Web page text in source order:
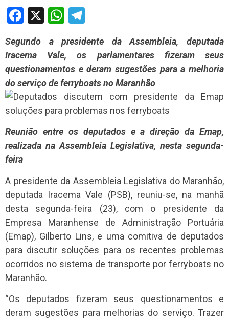
Facebook
X WhatsApp
Segundo a presidente da Assembleia, deputada
Iracema Vale, os parlamentares fizeram seus
questionamentos e deram sugestões para a melhoria
do serviço de ferryboats no Maranhão
Reunião entre os deputados e a direção da Emap,
realizada na Assembleia Legislativa, nesta segunda-
feira
A presidente da Assembleia Legislativa do Maranhão,
deputada Iracema Vale (PSB), reuniu-se, na manhã
desta segunda-feira (23), com o presidente da
Empresa Maranhense de Administração Portuária
(Emap), Gilberto Lins, e uma comitiva de deputados
para discutir soluções para os recentes problemas
ocorridos no sistema de transporte por ferryboats no
Maranhão.
“Os deputados fizeram seus questionamentos e
deram sugestões para melhorias do serviço. Trazer